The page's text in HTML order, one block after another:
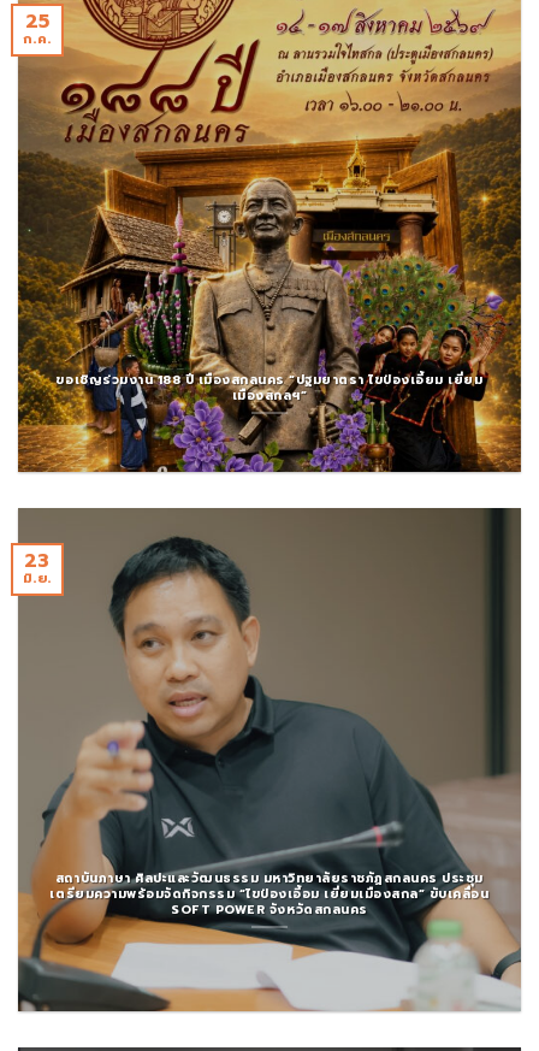
ขอเชิญร่วมงาน 188 ปี เมืองสกลนคร “ปฐมยาตรา ไขป่องเอี้ยม เยี่ยม
เมืองสกลฯ”
25
ก.ค.
สถาบันภาษา ศิลปะและวัฒนธรรม มหาวิทยาลัยราชภัฏสกลนคร ประชุม
เตรียมความพร้อมจัดกิจกรรม “ไขป่องเอี้อม เยี่ยมเมืองสกล” ขับเคลื่อน
SOFT POWER จังหวัดสกลนคร
23
มิ.ย.